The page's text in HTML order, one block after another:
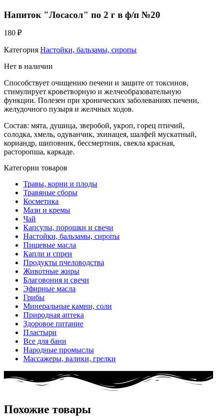
Напиток "Лосасол" по 2 г в ф/п №20
180 ₽
Категория Настойки, бальзамы, сиропы
Нет в наличии
Способствует очищению печени и защите от токсинов,
стимулирует кроветворную и желчеобразовательную
функции. Полезен при хронических заболеваниях печени,
желудочного пузыря и желчных ходов.
Состав: мята, душица, зверобой, укроп, горец птичий,
солодка, хмель, одуванчик, эхинацея, шалфей мускатный,
кориандр, шиповник, бессмертник, свекла красная,
расторопша, каркаде.
Категории товаров
Травы, корни и плоды
Травяные сборы
Косметика
Мази и кремы
Чай
Капсулы, порошки и свечи
Настойки, бальзамы, сиропы
Пищевые масла
Капли и спреи
Продукты пчеловодства
Животные жиры
Благовония и свечи
Эфирные масла
Грибы
Минеральные камни, соли
Природная аптека
Здоровое питание
Пластыри
Все для бани
Народные промыслы
Массажеры, валики, грелки​
Похожие товары